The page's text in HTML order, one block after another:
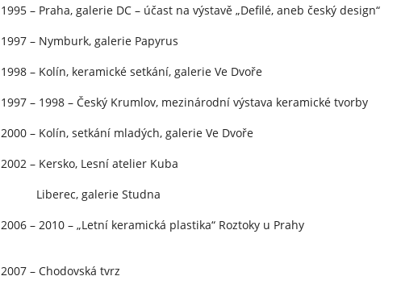
1995 – Praha, galerie DC – účast na výstavě „Defilé, aneb český design“
1997 – Nymburk, galerie Papyrus
1998 – Kolín, keramické setkání, galerie Ve Dvoře
1997 – 1998 – Český Krumlov, mezinárodní výstava keramické tvorby
2000 – Kolín, setkání mladých, galerie Ve Dvoře
2002 – Kersko, Lesní atelier Kuba
Liberec, galerie Studna
2006 – 2010 – „Letní keramická plastika“ Roztoky u Prahy
2007 – Chodovská tvrz